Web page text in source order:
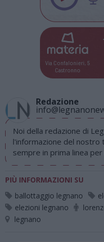
Via Confalonieri, 5
Castronno
Redazione
Noi della redazione di
l'informazione del
sempre in prima linea
PIÙ INFORMAZIONI SU
ballottaggio legnano
elezioni legnano
legnano